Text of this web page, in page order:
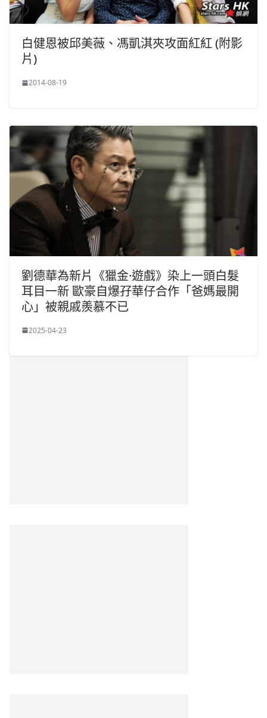
白健恩被邱美薇、馮凱淇夾攻面紅紅 (附影
片)
2014-08-19
劉德華為新片《獵金·遊戲》染上一頭白髮
耳目一新 歐豪自爆孖華仔合作「爸媽最開
心」被親戚羨慕不已
2025-04-23